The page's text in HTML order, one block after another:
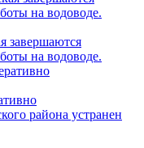
завершаются
на водоводе.